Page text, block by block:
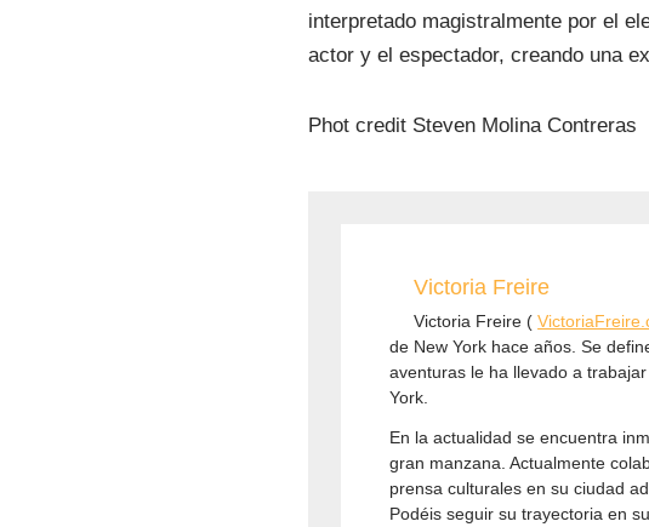
interpretado magistralmente por el
actor y el espectador, creando una
Phot credit Steven Molina Contreras
Victoria Freire
Victoria Freire (
de New York hace años. Se
aventuras le ha llevado a
York.
En la actualidad se encuentra
gran manzana. Actualmente
prensa culturales en su ciudad
Podéis seguir su trayectoria en